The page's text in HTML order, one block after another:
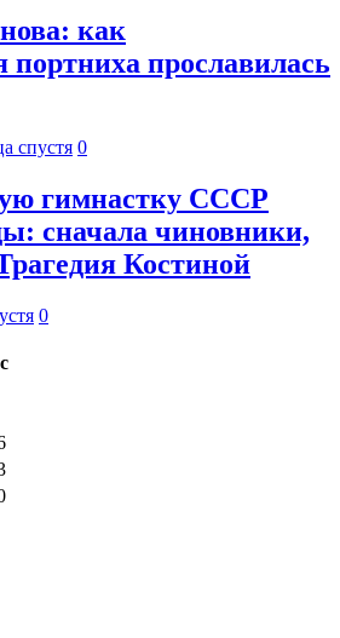
как
портниха прославилась
спустя 0
гимнастку СССР
сначала чиновники,
Костиной
0